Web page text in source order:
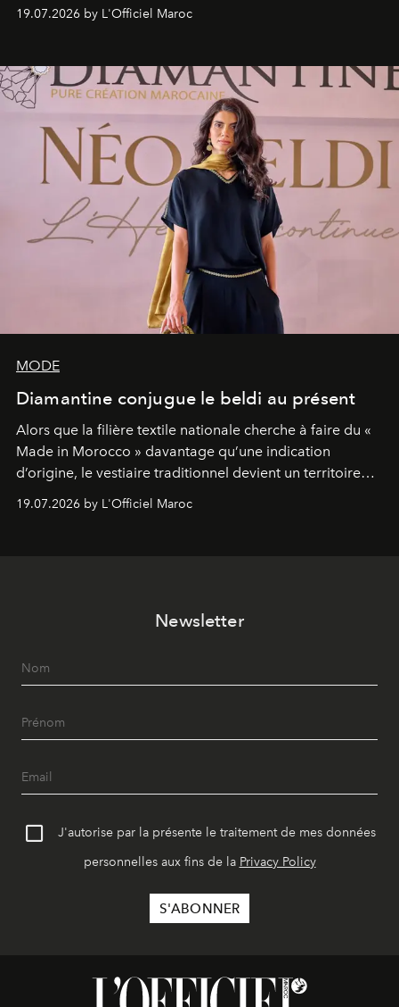
programmation pensée comme une succession de
rendez-vous avec l’océan.
19.07.2026 by L'Officiel Maroc
MODE
Diamantine conjugue le beldi au présent
Alors que la filière textile nationale cherche à faire du «
Made in Morocco » davantage qu’une indication
d’origine, le vestiaire traditionnel devient un territoire
d’expérimentation. Avec Néo Beldi, Diamantine en
révise les proportions et les usages pour l’inscrire dans
19.07.2026 by L'Officiel Maroc
Newsletter
J'autorise par la présente le traitement de mes données
personnelles aux fins de la Privacy Policy